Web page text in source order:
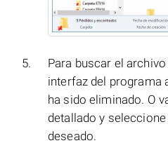
Para buscar el
interfaz del programa
ha sido eliminado. O
detallado y
deseado.